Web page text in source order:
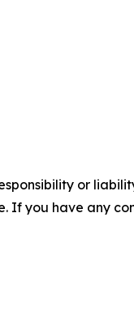
or
If you have any